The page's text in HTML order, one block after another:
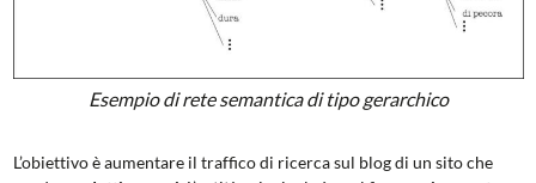
Esempio di rete semantica di tipo gerarchico
L’obiettivo è aumentare il traffico di ricerca sul blog di un sito che